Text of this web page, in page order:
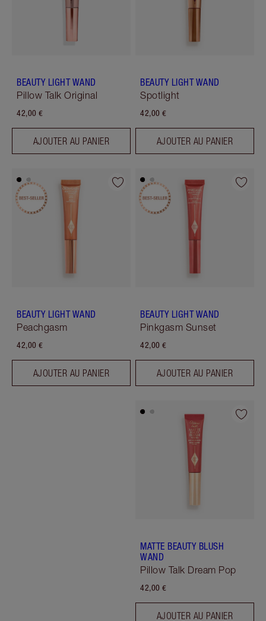
BEAUTY LIGHT WAND
Pillow Talk Original
42,00 €
AJOUTER AU PANIER
BEAUTY LIGHT WAND
Spotlight
42,00 €
AJOUTER AU PANIER
BEAUTY LIGHT WAND
Peachgasm
42,00 €
AJOUTER AU PANIER
BEAUTY LIGHT WAND
Pinkgasm Sunset
42,00 €
AJOUTER AU PANIER
MATTE BEAUTY BLUSH
WAND
Pillow Talk Dream Pop
42,00 €
AJOUTER AU PANIER